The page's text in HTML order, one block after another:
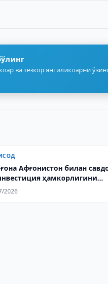
ва тезкор янгиликларни
Афғонистон билан
ҳамкорлигини
2026